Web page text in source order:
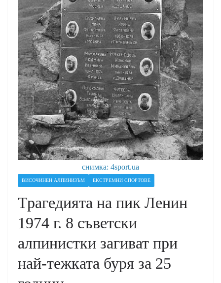
снимка: 4sport.ua
ВИСОЧИНЕН АЛПИНИЗЪМ ЕКСТРЕМНИ СПОРТОВЕ
Трагедията на пик Ленин
1974 г. 8 съветски
алпинистки загиват при
най-тежката буря за 25